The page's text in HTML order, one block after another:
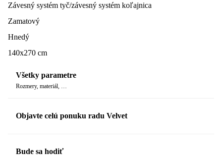
Závesný systém tyč/závesný systém koľajnica
Zamatový
Hnedý
140x270 cm
Všetky parametre
Rozmery, materiál, …
Objavte celú ponuku radu Velvet
Bude sa hodiť